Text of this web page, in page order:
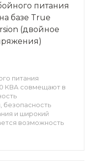
питания
базе True
(двойное
питания
КВА совмещают в
безопасность
и широкий
возможность